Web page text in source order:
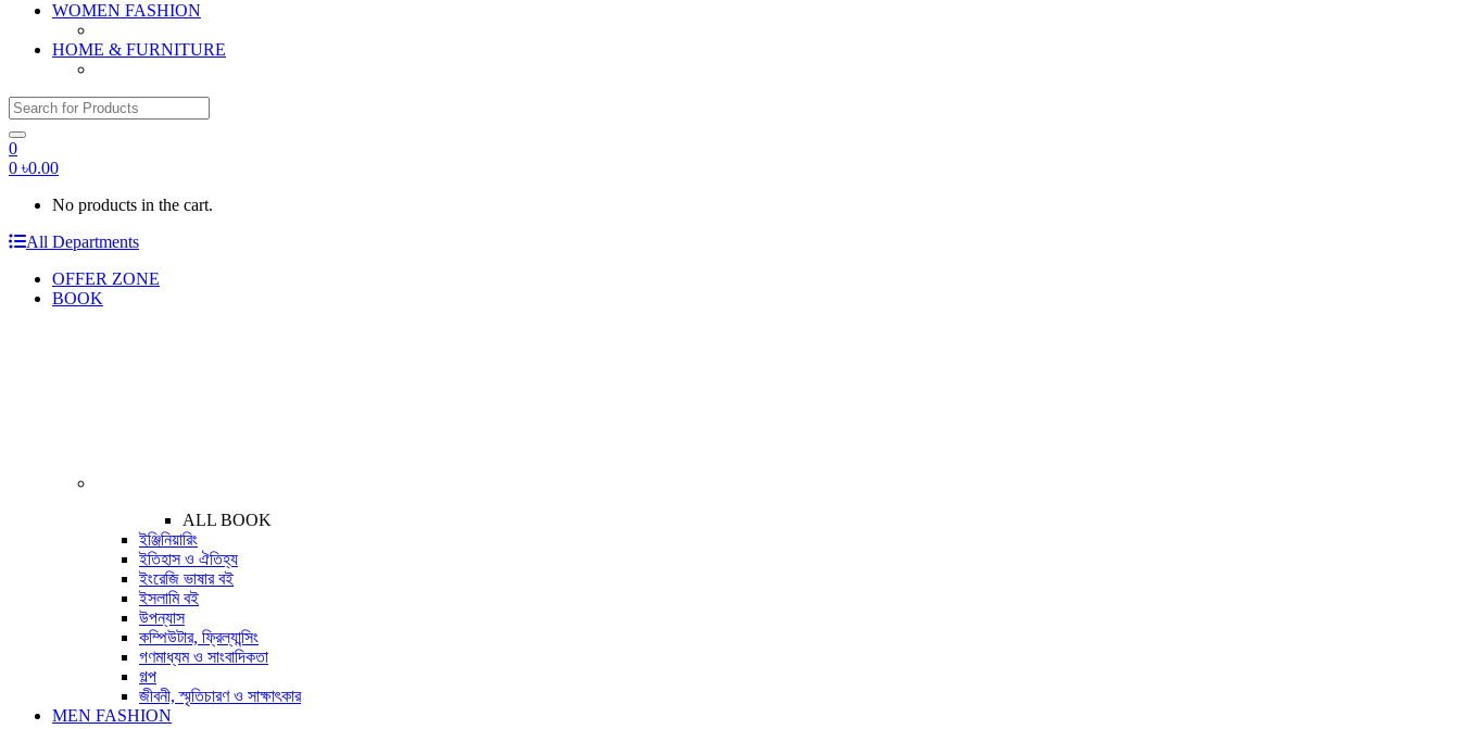
WOMEN FASHION
HOME & FURNITURE
Search for:
0
0 ৳0.00
No products in the cart.
All Departments
OFFER ZONE
BOOK
ALL BOOK
ইঞ্জিনিয়ারিং
ইতিহাস ও ঐতিহ্য
ইংরেজি ভাষার বই
ইসলামি বই
উপন্যাস
কম্পিউটার, ফ্রিল্যান্সিং
গণমাধ্যম ও সাংবাদিকতা
গল্প
জীবনী, স্মৃতিচারণ ও সাক্ষাৎকার
MEN FASHION